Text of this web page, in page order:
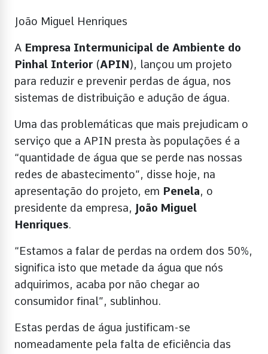
João Miguel Henriques
A Empresa Intermunicipal de Ambiente do
Pinhal Interior (APIN), lançou um projeto
para reduzir e prevenir perdas de água, nos
sistemas de distribuição e adução de água.
Uma das problemáticas que mais prejudicam o
serviço que a APIN presta às populações é a
“quantidade de água que se perde nas nossas
redes de abastecimento”, disse hoje, na
apresentação do projeto, em Penela, o
presidente da empresa, João Miguel
Henriques.
“Estamos a falar de perdas na ordem dos 50%,
significa isto que metade da água que nós
adquirimos, acaba por não chegar ao
consumidor final”, sublinhou.
Estas perdas de água justificam-se
nomeadamente pela falta de eficiência das